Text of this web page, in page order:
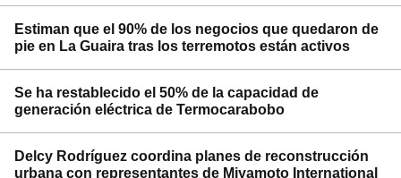
Estiman que el 90% de los negocios que quedaron de
pie en La Guaira tras los terremotos están activos
Se ha restablecido el 50% de la capacidad de
generación eléctrica de Termocarabobo
Delcy Rodríguez coordina planes de reconstrucción
urbana con representantes de Miyamoto International